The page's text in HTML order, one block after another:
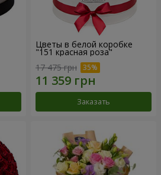
Цветы в белой коробке
"151 красная роза"
17 475 грн
Заказать